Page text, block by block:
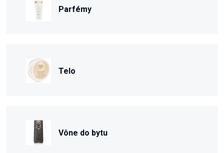
Parfémy
Telo
Vône do bytu